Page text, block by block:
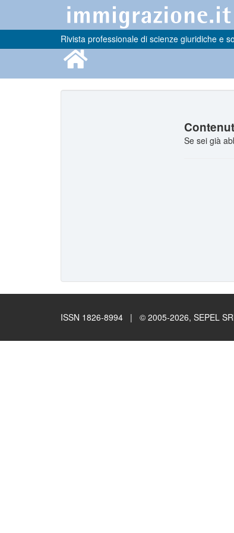
Rivista professionale di scienze giuridiche e
Se sei già
ISSN 1826-8994 | © 2005-2026, SEPEL